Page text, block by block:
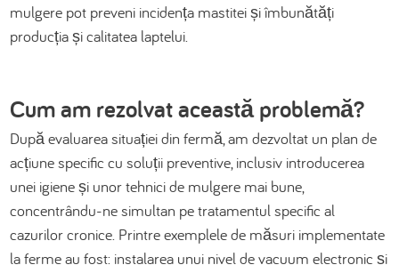
mulgere pot preveni incidența mastitei și îmbunătăți
producția și calitatea laptelui.
Cum am rezolvat această problemă?
După evaluarea situației din fermă, am dezvoltat un plan de
acțiune specific cu soluții preventive, inclusiv introducerea
unei igiene și unor tehnici de mulgere mai bune,
concentrându-ne simultan pe tratamentul specific al
cazurilor cronice. Printre exemplele de măsuri implementate
la ferme au fost: instalarea unui nivel de vacuum electronic și